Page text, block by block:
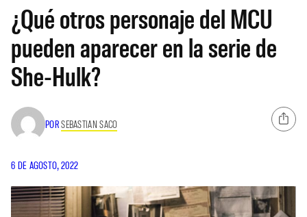
¿Qué otros personaje del MCU
pueden aparecer en la serie de
She-Hulk?
PORSEBASTIAN SACO
6 DE AGOSTO, 2022